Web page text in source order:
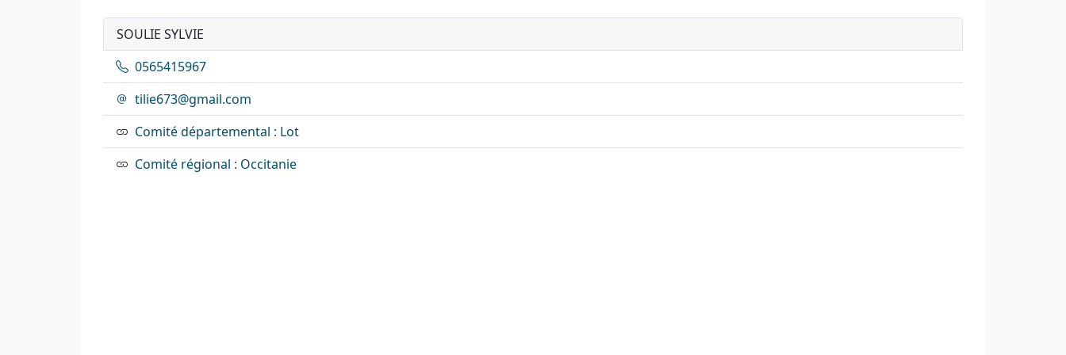
SOULIE SYLVIE
0565415967
tilie673@gmail.com
Comité départemental : Lot
Comité régional : Occitanie